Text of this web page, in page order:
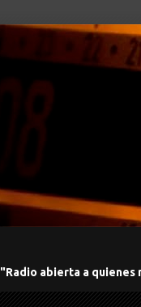
"Radio abierta a quienes